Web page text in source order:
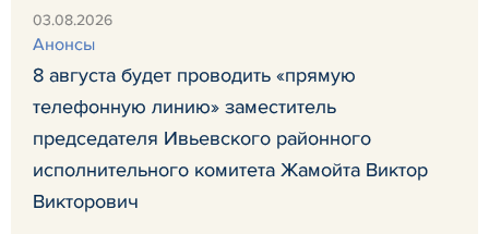
03.08.2026
Анонсы
8 августа будет проводить «прямую
телефонную линию» заместитель
председателя Ивьевского районного
исполнительного комитета Жамойта Виктор
Викторович